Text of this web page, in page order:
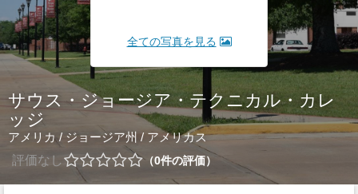
全ての写真を見る
サウス・ジョージア・テクニカル・カレ
ッジ
アメリカ / ジョージア州 / アメリカス
評価なし
0件の評価